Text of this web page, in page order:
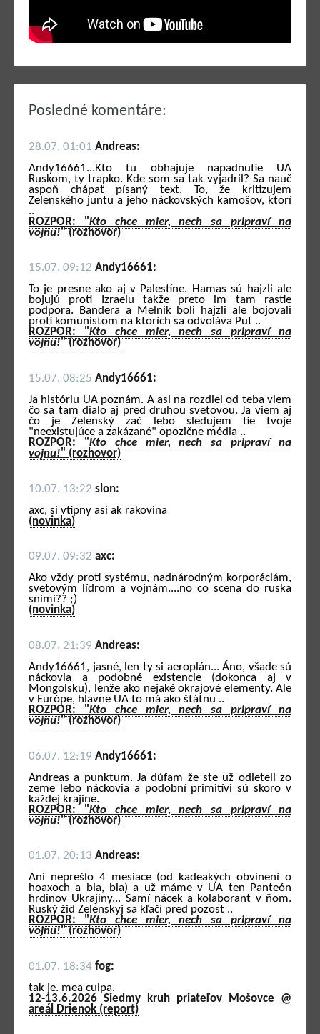
Posledné komentáre:
28.07. 01:01 Andreas:
Andy16661...Kto tu obhajuje napadnutie UA
Ruskom, ty trapko. Kde som sa tak vyjadril? Sa nauč
aspoň chápať písaný text. To, že kritizujem
Zelenského juntu a jeho náckovských kamošov, ktorí
..
ROZPOR: "Kto chce mier, nech sa pripraví na
vojnu!" (rozhovor)
15.07. 09:12 Andy16661:
To je presne ako aj v Palestíne. Hamas sú hajzli ale
bojujú proti Izraelu takže preto im tam rastie
podpora. Bandera a Melnik boli hajzli ale bojovali
proti komunistom na ktorích sa odvoláva Put ..
ROZPOR: "Kto chce mier, nech sa pripraví na
vojnu!" (rozhovor)
15.07. 08:25 Andy16661:
Ja históriu UA poznám. A asi na rozdiel od teba viem
čo sa tam dialo aj pred druhou svetovou. Ja viem aj
čo je Zelenský zač lebo sledujem tie tvoje
"neexistujúce a zakázané" opozične média ..
ROZPOR: "Kto chce mier, nech sa pripraví na
vojnu!" (rozhovor)
10.07. 13:22 slon:
axc, si vtipny asi ak rakovina
(novinka)
09.07. 09:32 axc:
Ako vždy proti systému, nadnárodným korporáciám,
svetovým lídrom a vojnám....no co scena do ruska
snimi?? ;)
(novinka)
08.07. 21:39 Andreas:
Andy16661, jasné, len ty si aeroplán... Áno, všade sú
náckovia a podobné existencie (dokonca aj v
Mongolsku), lenže ako nejaké okrajové elementy. Ale
v Európe, hlavne UA to má ako štátnu ..
ROZPOR: "Kto chce mier, nech sa pripraví na
vojnu!" (rozhovor)
06.07. 12:19 Andy16661:
Andreas a punktum. Ja dúfam že ste už odleteli zo
zeme lebo náckovia a podobní primitívi sú skoro v
každej krajine.
ROZPOR: "Kto chce mier, nech sa pripraví na
vojnu!" (rozhovor)
01.07. 20:13 Andreas:
Ani neprešlo 4 mesiace (od kadeakých obvinení o
hoaxoch a bla, bla) a už máme v UA ten Panteón
hrdinov Ukrajiny... Samí nácek a kolaborant v ňom.
Ruský žid Zelenskyj sa kľačí pred pozost ..
ROZPOR: "Kto chce mier, nech sa pripraví na
vojnu!" (rozhovor)
01.07. 18:34 fog:
tak je. mea culpa.
12-13.6.2026 Siedmy kruh priateľov Mošovce @
areál Drienok (report)